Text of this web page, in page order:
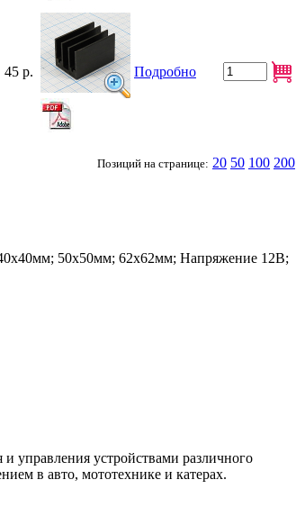
45 р. Подробно
Позиций на странице: 20 50 100 200
50х50мм; 62х62мм; Напряжение 12В;
управления устройствами различного
в авто, мототехнике и катерах.